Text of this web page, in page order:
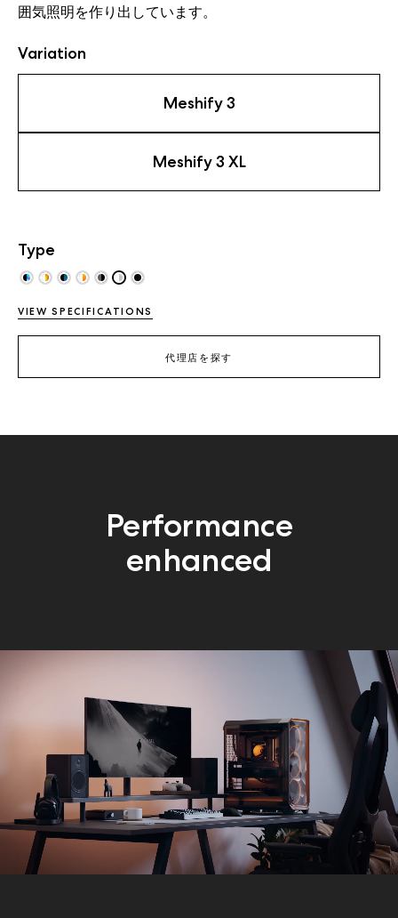
囲気照明を作り出しています。
Variation
Meshify 3
Meshify 3 XL
Type
VIEW SPECIFICATIONS
代理店を探す
Performance
enhanced